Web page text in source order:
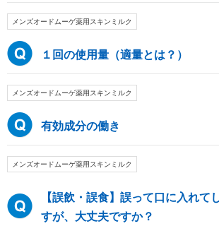
メンズオードムーゲ薬用スキンミルク
１回の使用量（適量とは？）
メンズオードムーゲ薬用スキンミルク
有効成分の働き
メンズオードムーゲ薬用スキンミルク
【誤飲・誤食】誤って口に入れて
すが、大丈夫ですか？